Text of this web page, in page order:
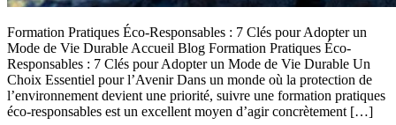
Formation Pratiques Éco-Responsables : 7 Clés pour Adopter un
Mode de Vie Durable Accueil Blog Formation Pratiques Éco-
Responsables : 7 Clés pour Adopter un Mode de Vie Durable Un
Choix Essentiel pour l’Avenir Dans un monde où la protection de
l’environnement devient une priorité, suivre une formation pratiques
éco-responsables est un excellent moyen d’agir concrètement […]